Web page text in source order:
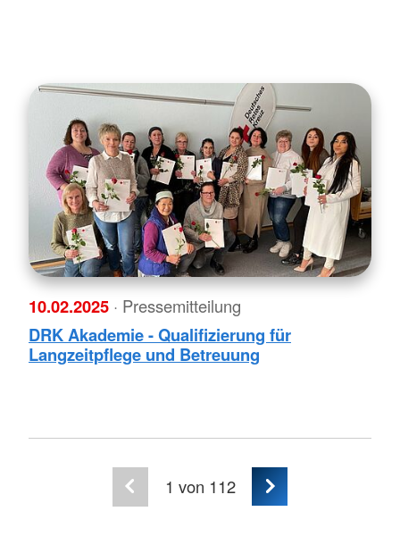
10.02.2025 · Pressemitteilung
DRK Akademie - Qualifizierung für
Langzeitpflege und Betreuung
1 von 112